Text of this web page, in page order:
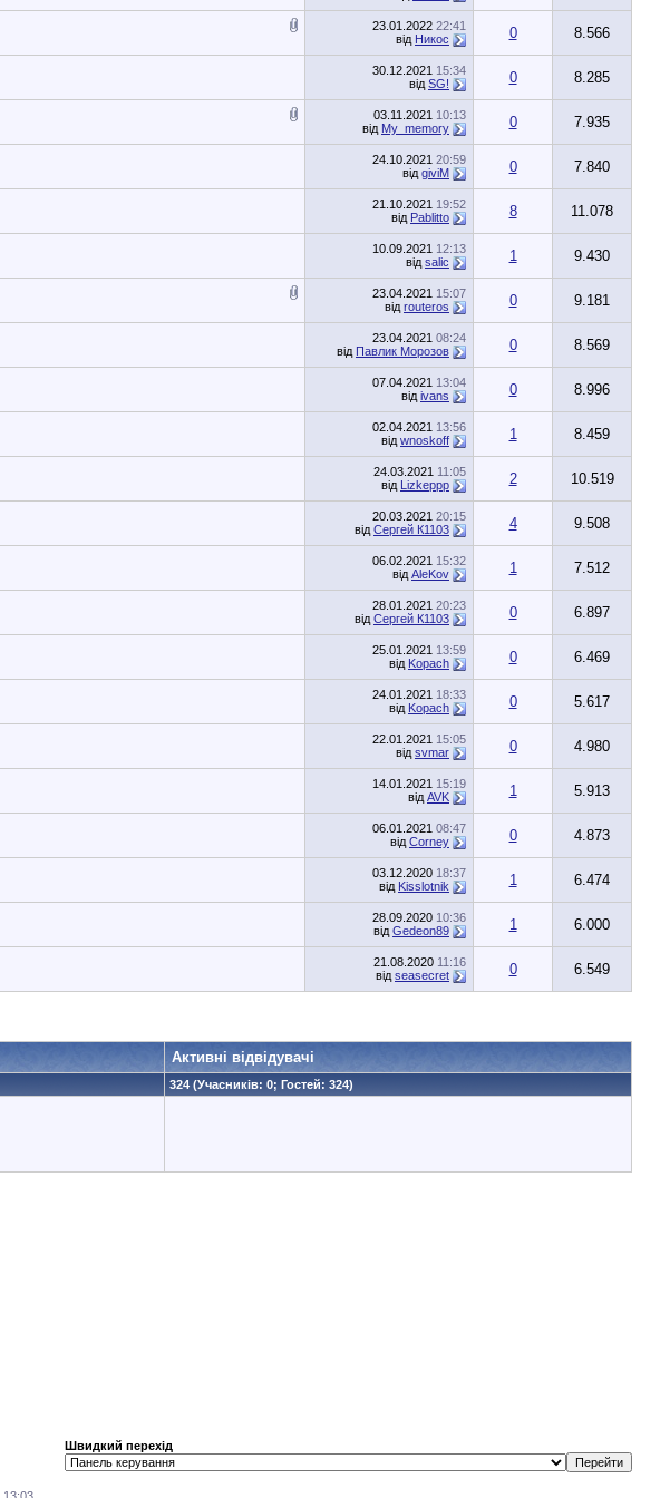
23.01.2022 22:41
від Никос 0 8.566
30.12.2021 15:34
від SG! 0 8.285
03.11.2021 10:13
від My_memory 0 7.935
24.10.2021 20:59
від giviM 0 7.840
21.10.2021 19:52
від Pablitto 8 11.078
10.09.2021 12:13
від salic 1 9.430
23.04.2021 15:07
від routeros 0 9.181
23.04.2021 08:24
від Павлик Морозов 0 8.569
07.04.2021 13:04
від ivans 0 8.996
02.04.2021 13:56
від wnoskoff 1 8.459
24.03.2021 11:05
від Lizkeppp 2 10.519
20.03.2021 20:15
від Сергей К1103 4 9.508
06.02.2021 15:32
від AleKov 1 7.512
28.01.2021 20:23
від Сергей К1103 0 6.897
25.01.2021 13:59
від Kopach 0 6.469
24.01.2021 18:33
від Kopach 0 5.617
22.01.2021 15:05
від svmar 0 4.980
14.01.2021 15:19
від AVK 1 5.913
06.01.2021 08:47
від Corney 0 4.873
03.12.2020 18:37
від Kisslotnik 1 6.474
28.09.2020 10:36
від Gedeon89 1 6.000
21.08.2020 11:16
від seasecret 0
6.549
Активні відвідувачі
324 (Учасників: 0; Гостей: 324)
Швидкий перехід